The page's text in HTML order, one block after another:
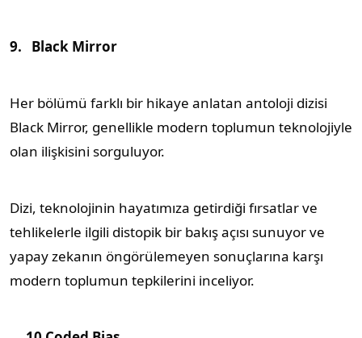
9. Black Mirror
Her bölümü farklı bir hikaye anlatan antoloji dizisi
Black Mirror, genellikle modern toplumun teknolojiyle
olan ilişkisini sorguluyor.
Dizi, teknolojinin hayatımıza getirdiği fırsatlar ve
tehlikelerle ilgili distopik bir bakış açısı sunuyor ve
yapay zekanın öngörülemeyen sonuçlarına karşı
modern toplumun tepkilerini inceliyor.